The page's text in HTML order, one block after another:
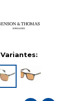
Variantes: